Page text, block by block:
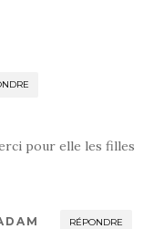
pour elle les filles
RÉPONDRE